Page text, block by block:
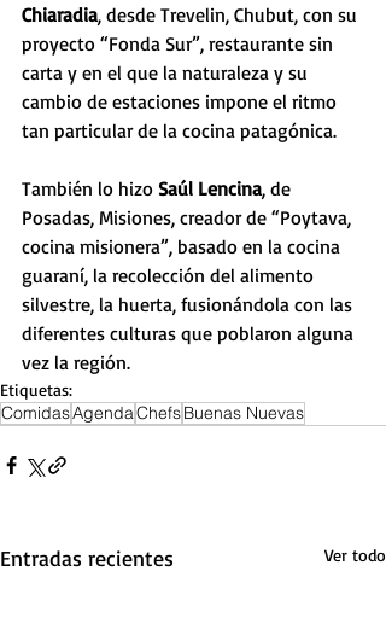
Chiaradia, desde Trevelin, Chubut, con su
proyecto “Fonda Sur”, restaurante sin
carta y en el que la naturaleza y su
cambio de estaciones impone el ritmo
tan particular de la cocina patagónica.
También lo hizo Saúl Lencina, de
Posadas, Misiones, creador de “Poytava,
cocina misionera”, basado en la cocina
guaraní, la recolección del alimento
silvestre, la huerta, fusionándola con las
diferentes culturas que poblaron alguna
vez la región.
Etiquetas:
ComidasAgendaChefsBuenas Nuevas
Entradas recientes Ver todo